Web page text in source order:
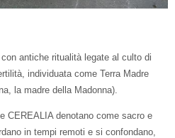
antiche ritualità legate al culto di
individuata come Terra Madre
la madre della Madonna).
CEREALIA denotano come sacro e
in tempi remoti e si confondano,